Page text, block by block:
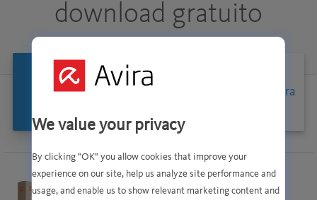
download gratuito
Per la casa Strumeti Avira
AVIRA PRIME
We value your privacy
By clicking "OK" you allow cookies that improve your
experience on our site, help us analyze site performance and
usage, and enable us to show relevant marketing content and